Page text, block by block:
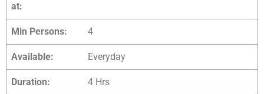
at:
Min Persons: 4
Available: Everyday
Duration: 4 Hrs